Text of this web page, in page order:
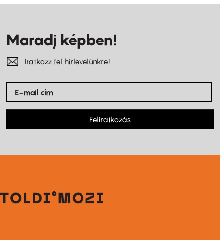
Maradj képben!
Iratkozz fel hírlevelünkre!
Feliratkozás